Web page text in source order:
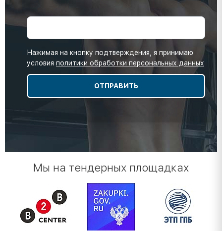
Нажимая на кнопку подтверждения, я принимаю
условия политики обработки персональных данных
Мы на тендерных площадках